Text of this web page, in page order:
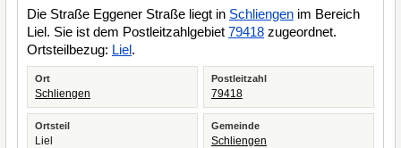
Die Straße Eggener Straße liegt in Schliengen im Bereich
Liel. Sie ist dem Postleitzahlgebiet 79418 zugeordnet.
Ortsteilbezug: Liel.
Ort
Schliengen
Postleitzahl
79418
Ortsteil
Liel
Gemeinde
Schliengen